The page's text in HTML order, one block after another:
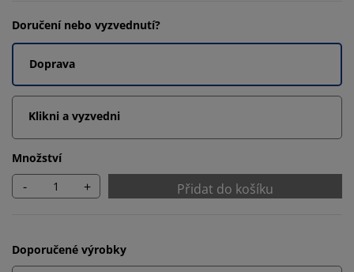
Doručení nebo vyzvednutí?
Doprava
Klikni a vyzvedni
Množství
- + Přidat do košíku
Doporučené výrobky